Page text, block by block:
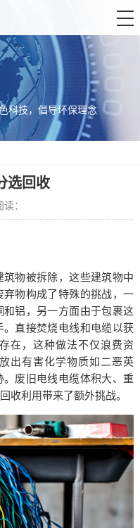
科技，倡导环保理念
选回收
读：
物被拆除，这些建筑物中
物构成了特殊的挑战，一
铝，另一方面由于包裹这
直接焚烧电线和电缆以获
在，这种做法不仅浪费资
出有害化学物质如二恶英
废旧电线电缆体积大、重
收利用带来了额外挑战。